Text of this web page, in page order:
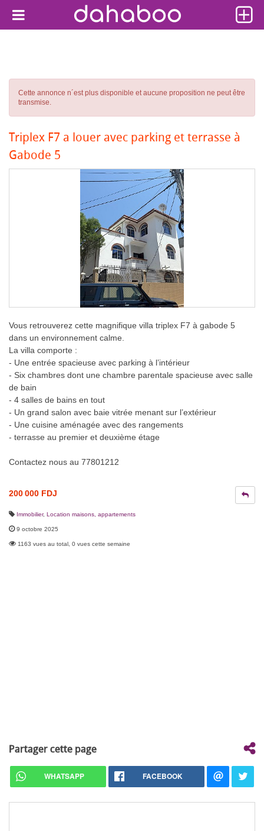
Cette annonce n´est plus disponible et aucune proposition ne peut être
transmise.
Triplex F7 a louer avec parking et terrasse à
Gabode 5
Vous retrouverez cette magnifique villa triplex F7 à gabode 5
dans un environnement calme.
La villa comporte :
- Une entrée spacieuse avec parking à l’intérieur
- Six chambres dont une chambre parentale spacieuse avec salle
de bain
- 4 salles de bains en tout
- Un grand salon avec baie vitrée menant sur l’extérieur
- Une cuisine aménagée avec des rangements
- terrasse au premier et deuxième étage
Contactez nous au 77801212
200 000 FDJ
Immobilier, Location maisons, appartements
9 octobre 2025
1163 vues au total, 0 vues cette semaine
Partager cette page
WHATSAPP FACEBOOK